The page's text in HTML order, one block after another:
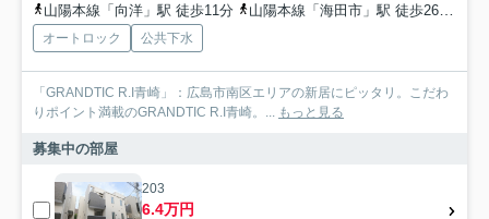
山陽本線「向洋」駅 徒歩11分
山陽本線「海田市」駅 徒歩26分
オートロック 公共下水
「GRANDTIC R.I青崎」：広島市南区エリアの新居にピッタリ。こだわ
りポイント満載のGRANDTIC R.I青崎。... もっと見る
募集中の部屋
203
6.4万円